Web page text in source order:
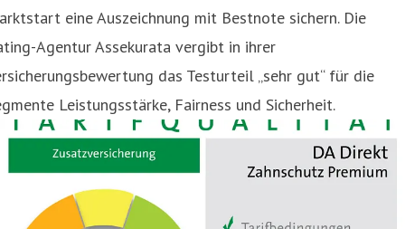
eine Auszeichnung mit Bestnote sichern. Die
Agentur Assekurata vergibt in ihrer
das Testurteil „sehr gut“ für die
Leistungsstärke, Fairness und Sicherheit.